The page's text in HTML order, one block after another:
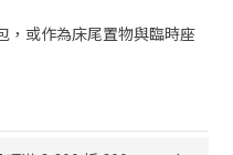
，或作為床尾置物與臨時座